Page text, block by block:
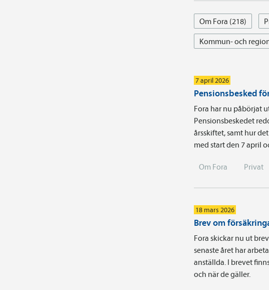
Om Fora (218)
Kommun- och
7 april 2026
Pensionsbesked
Fora har nu påbörjat
Pensionsbeskedet
årsskiftet, samt hur
med start den 7 april
Om Fora Privat
18 mars 2026
Brev om
Fora skickar nu ut
senaste året har
anställda. I brevet
och när de gäller.